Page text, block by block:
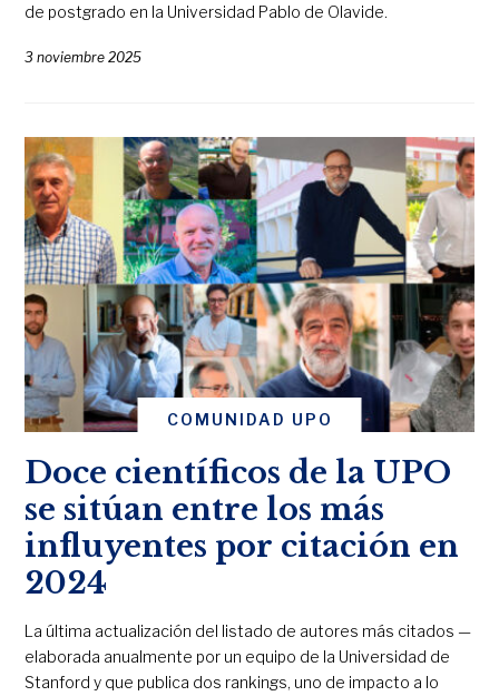
de postgrado en la Universidad Pablo de Olavide.
3 noviembre 2025
COMUNIDAD UPO
Doce científicos de la UPO
se sitúan entre los más
influyentes por citación en
2024
La última actualización del listado de autores más citados —
elaborada anualmente por un equipo de la Universidad de
Stanford y que publica dos rankings, uno de impacto a lo